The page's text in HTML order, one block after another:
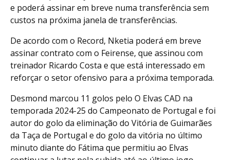
e poderá assinar em breve numa transferência sem
custos na próxima janela de transferências.
De acordo com o Record, Nketia poderá em breve
assinar contrato com o Feirense, que assinou com
treinador Ricardo Costa e que está interessado em
reforçar o setor ofensivo para a próxima temporada.
Desmond marcou 11 golos pelo O Elvas CAD na
temporada 2024-25 do Campeonato de Portugal e foi
autor do golo da eliminação do Vitória de Guimarães
da Taça de Portugal e do golo da vitória no último
minuto diante do Fátima que permitiu ao Elvas